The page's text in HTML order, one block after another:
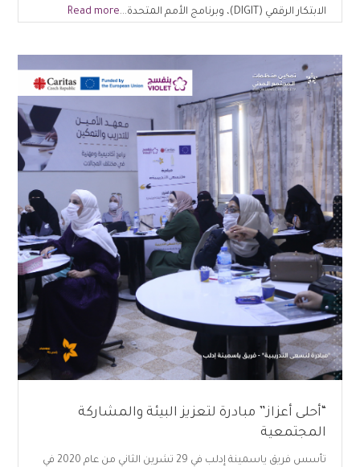
الابتكار الرقمي (DIGIT)، وبرنامج الأمم المتحدة...
Read more
“أحلى أعزاز” مبادرة لتعزيز البيئة والمشاركة
المجتمعية
تأسس فريق ياسمينة إدلب في 29 تشرين الثاني من عام 2020 في